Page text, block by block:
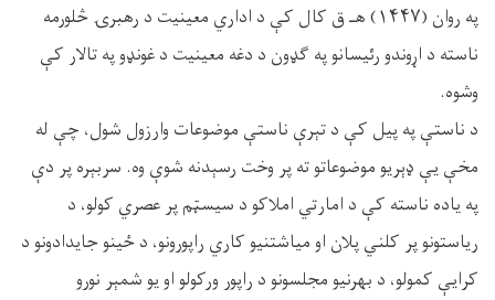
په روان (۱۴۴۷) هـ ق کال کې د اداري معینیت د رهبرۍ څلورمه
ناسته د اړوندو رئیسانو په ګډون د دغه معینیت د غونډو په تالار کې
وشوه.
د ناستې په پیل کې د تېرې ناستې موضوعات وارزول شول، چې له
مخې یې ډېریو موضوعاتو ته پر وخت رسېدنه شوې وه. سربېره پر دې
په یاده ناسته کې د امارتي املاکو د سیسټم پر عصري کولو، د
ریاستونو پر کلني پلان او میاشتنيو کاري راپورونو، د ځینو جایدادونو د
کرايې کمولو، د بهرنیو مجلسونو د راپور ورکولو او یو شمېر نورو